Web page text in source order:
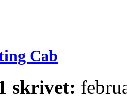
Cab
skrivet: